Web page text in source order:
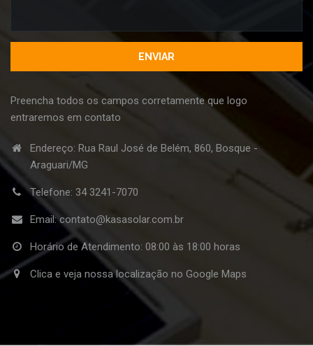
Preencha todos os campos corretamente que logo
entraremos em contato
Endereço: Rua Raul José de Belém, 860, Bosque -
Araguari/MG
Telefone: 34 3241-7070
Email:contato@kasasolar.com.br
Horário de Atendimento: 08:00 às 18:00 horas
Clica e veja nossa localização no Google Maps